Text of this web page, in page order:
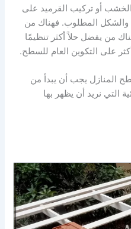
أو تركيب القرميد على
والشكل المطلوب. فهناك من
من يفضل حلاً أكثر تنظيمًا
على التكوين العام للسطح.
المنازل يجب أن يبدأ من
التي نريد أن يظهر بها